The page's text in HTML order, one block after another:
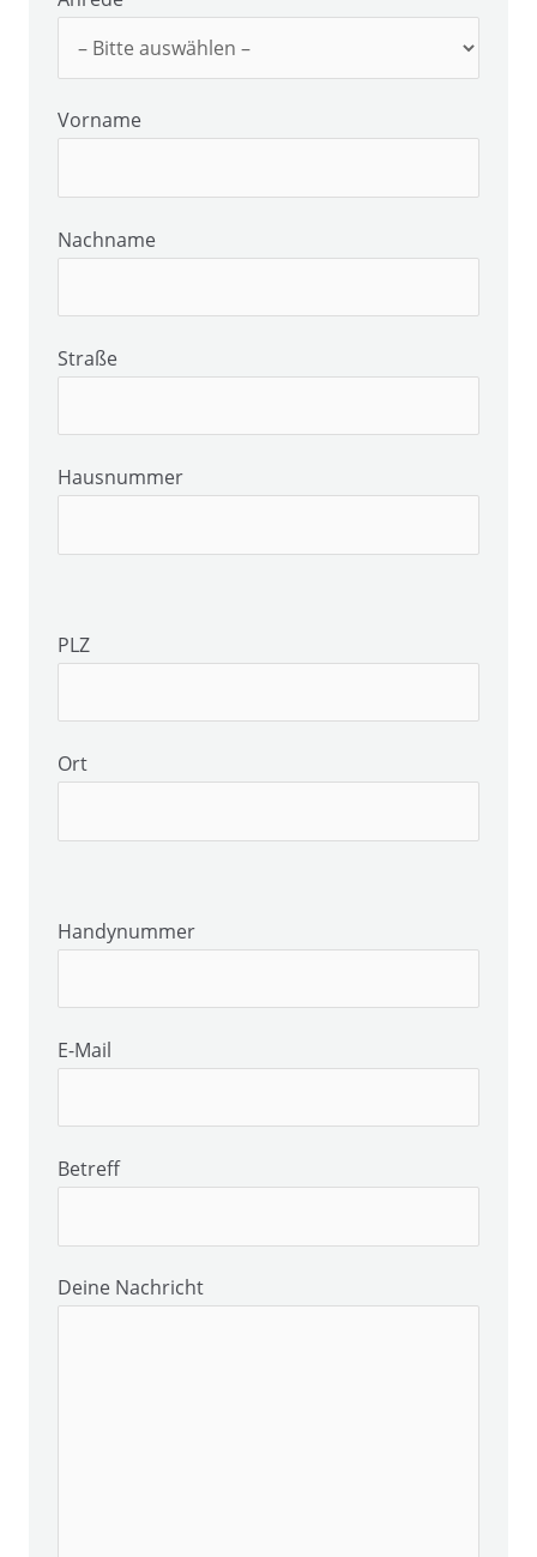
Vorname
Nachname
Straße
Hausnummer
PLZ
Ort
Handynummer
E-Mail
Betreff
Deine Nachricht